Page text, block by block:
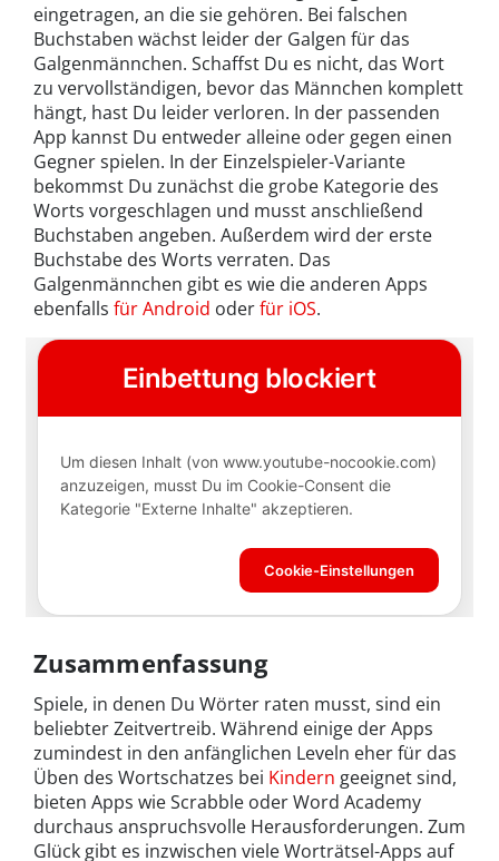
eingetragen, an die sie gehören. Bei falschen
Buchstaben wächst leider der Galgen für das
Galgenmännchen. Schaffst Du es nicht, das Wort
zu vervollständigen, bevor das Männchen komplett
hängt, hast Du leider verloren. In der passenden
App kannst Du entweder alleine oder gegen einen
Gegner spielen. In der Einzelspieler-Variante
bekommst Du zunächst die grobe Kategorie des
Worts vorgeschlagen und musst anschließend
Buchstaben angeben. Außerdem wird der erste
Buchstabe des Worts verraten. Das
Galgenmännchen gibt es wie die anderen Apps
ebenfalls für Android oderfür iOS.
Zusammenfassung
Spiele, in denen Du Wörter raten musst, sind ein
beliebter Zeitvertreib. Während einige der Apps
zumindest in den anfänglichen Leveln eher für das
Üben des Wortschatzes bei Kindern geeignet sind,
bieten Apps wie Scrabble oder Word Academy
durchaus anspruchsvolle Herausforderungen. Zum
Glück gibt es inzwischen viele Worträtsel-Apps auf